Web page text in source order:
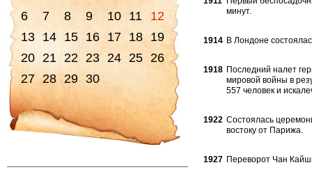
6
7 8 9 10 11
12
13 14 15 16 17 18 19
20 21 22 23 24 25 26
27 28 29 30
минут.
1914 В Лондоне
1918 Последний налет
мировой войны в
557 человек и
1922 Состоялась
востоку от Парижа.
1927 Переворот Чан